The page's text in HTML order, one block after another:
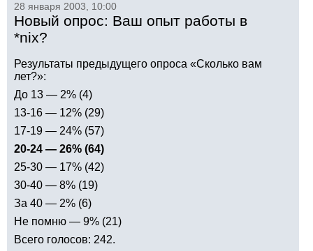
28 января 2003, 10:00
Новый опрос: Ваш опыт работы в
*nix?
Результаты предыдущего опроса «Сколько вам
лет?»:
До 13 — 2% (4)
13-16 — 12% (29)
17-19 — 24% (57)
20-24 — 26% (64)
25-30 — 17% (42)
30-40 — 8% (19)
За 40 — 2% (6)
Не помню — 9% (21)
Всего голосов: 242.